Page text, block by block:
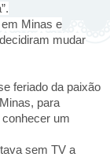
Minas e
mudar
feriado da paixão
para
um
sem TV a